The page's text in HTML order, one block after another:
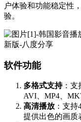
户体验和功能稳定性
验。
软件功能
多格式支持：支
AVI、MP4、
高清播放 ：支
提供出色的画质